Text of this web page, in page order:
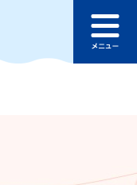
ュ